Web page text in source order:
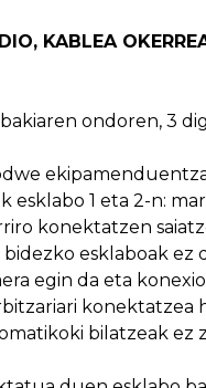
KABLEA
ondoren, 3
esklabo 1 eta 2-n:
konektatzen
bidezko esklaboak ez
egin da eta
konektatzea
bilatzeak